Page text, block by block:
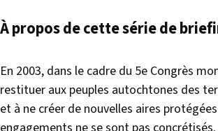
À propos de cette série de
En 2003, dans le cadre du 5e Congrès
restituer aux peuples autochtones des
et à ne créer de nouvelles aires